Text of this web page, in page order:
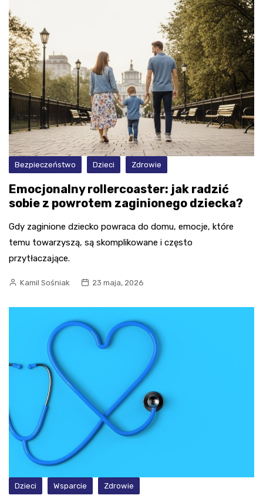
Bezpieczeństwo Dzieci Zdrowie
Emocjonalny rollercoaster: jak radzić
sobie z powrotem zaginionego dziecka?
Gdy zaginione dziecko powraca do domu, emocje, które
temu towarzyszą, są skomplikowane i często
przytłaczające.
Kamil Sośniak 23 maja, 2026
Dzieci Wsparcie Zdrowie